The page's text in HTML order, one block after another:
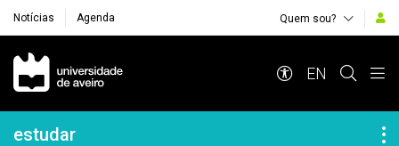
Notícias Agenda Quem sou?
Navegação Principal
EN
Navegação Lateral
estudar